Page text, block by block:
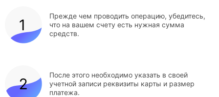
Прежде чем проводить операцию, убедитесь,
что на вашем счету есть нужная сумма
средств.
После этого необходимо указать в своей
учетной записи реквизиты карты и размер
платежа.